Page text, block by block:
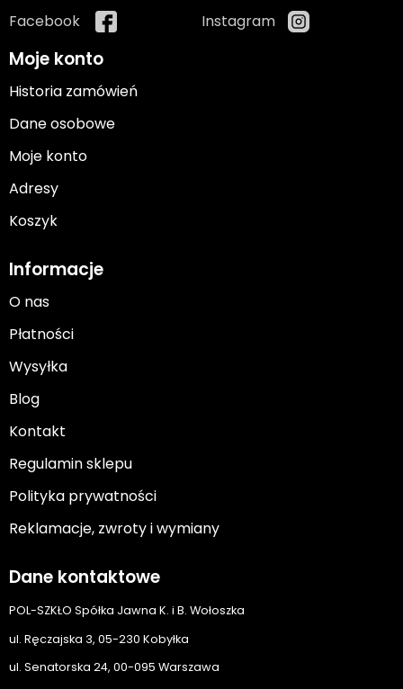
Facebook Instagram
Moje konto
Historia zamówień
Dane osobowe
Moje konto
Adresy
Koszyk
Informacje
O nas
Płatności
Wysyłka
Blog
Kontakt
Regulamin sklepu
Polityka prywatności
Reklamacje, zwroty i wymiany
Dane kontaktowe
POL-SZKŁO Spółka Jawna K. i B. Wołoszka
ul. Ręczajska 3, 05-230 Kobyłka
ul. Senatorska 24, 00-095 Warszawa